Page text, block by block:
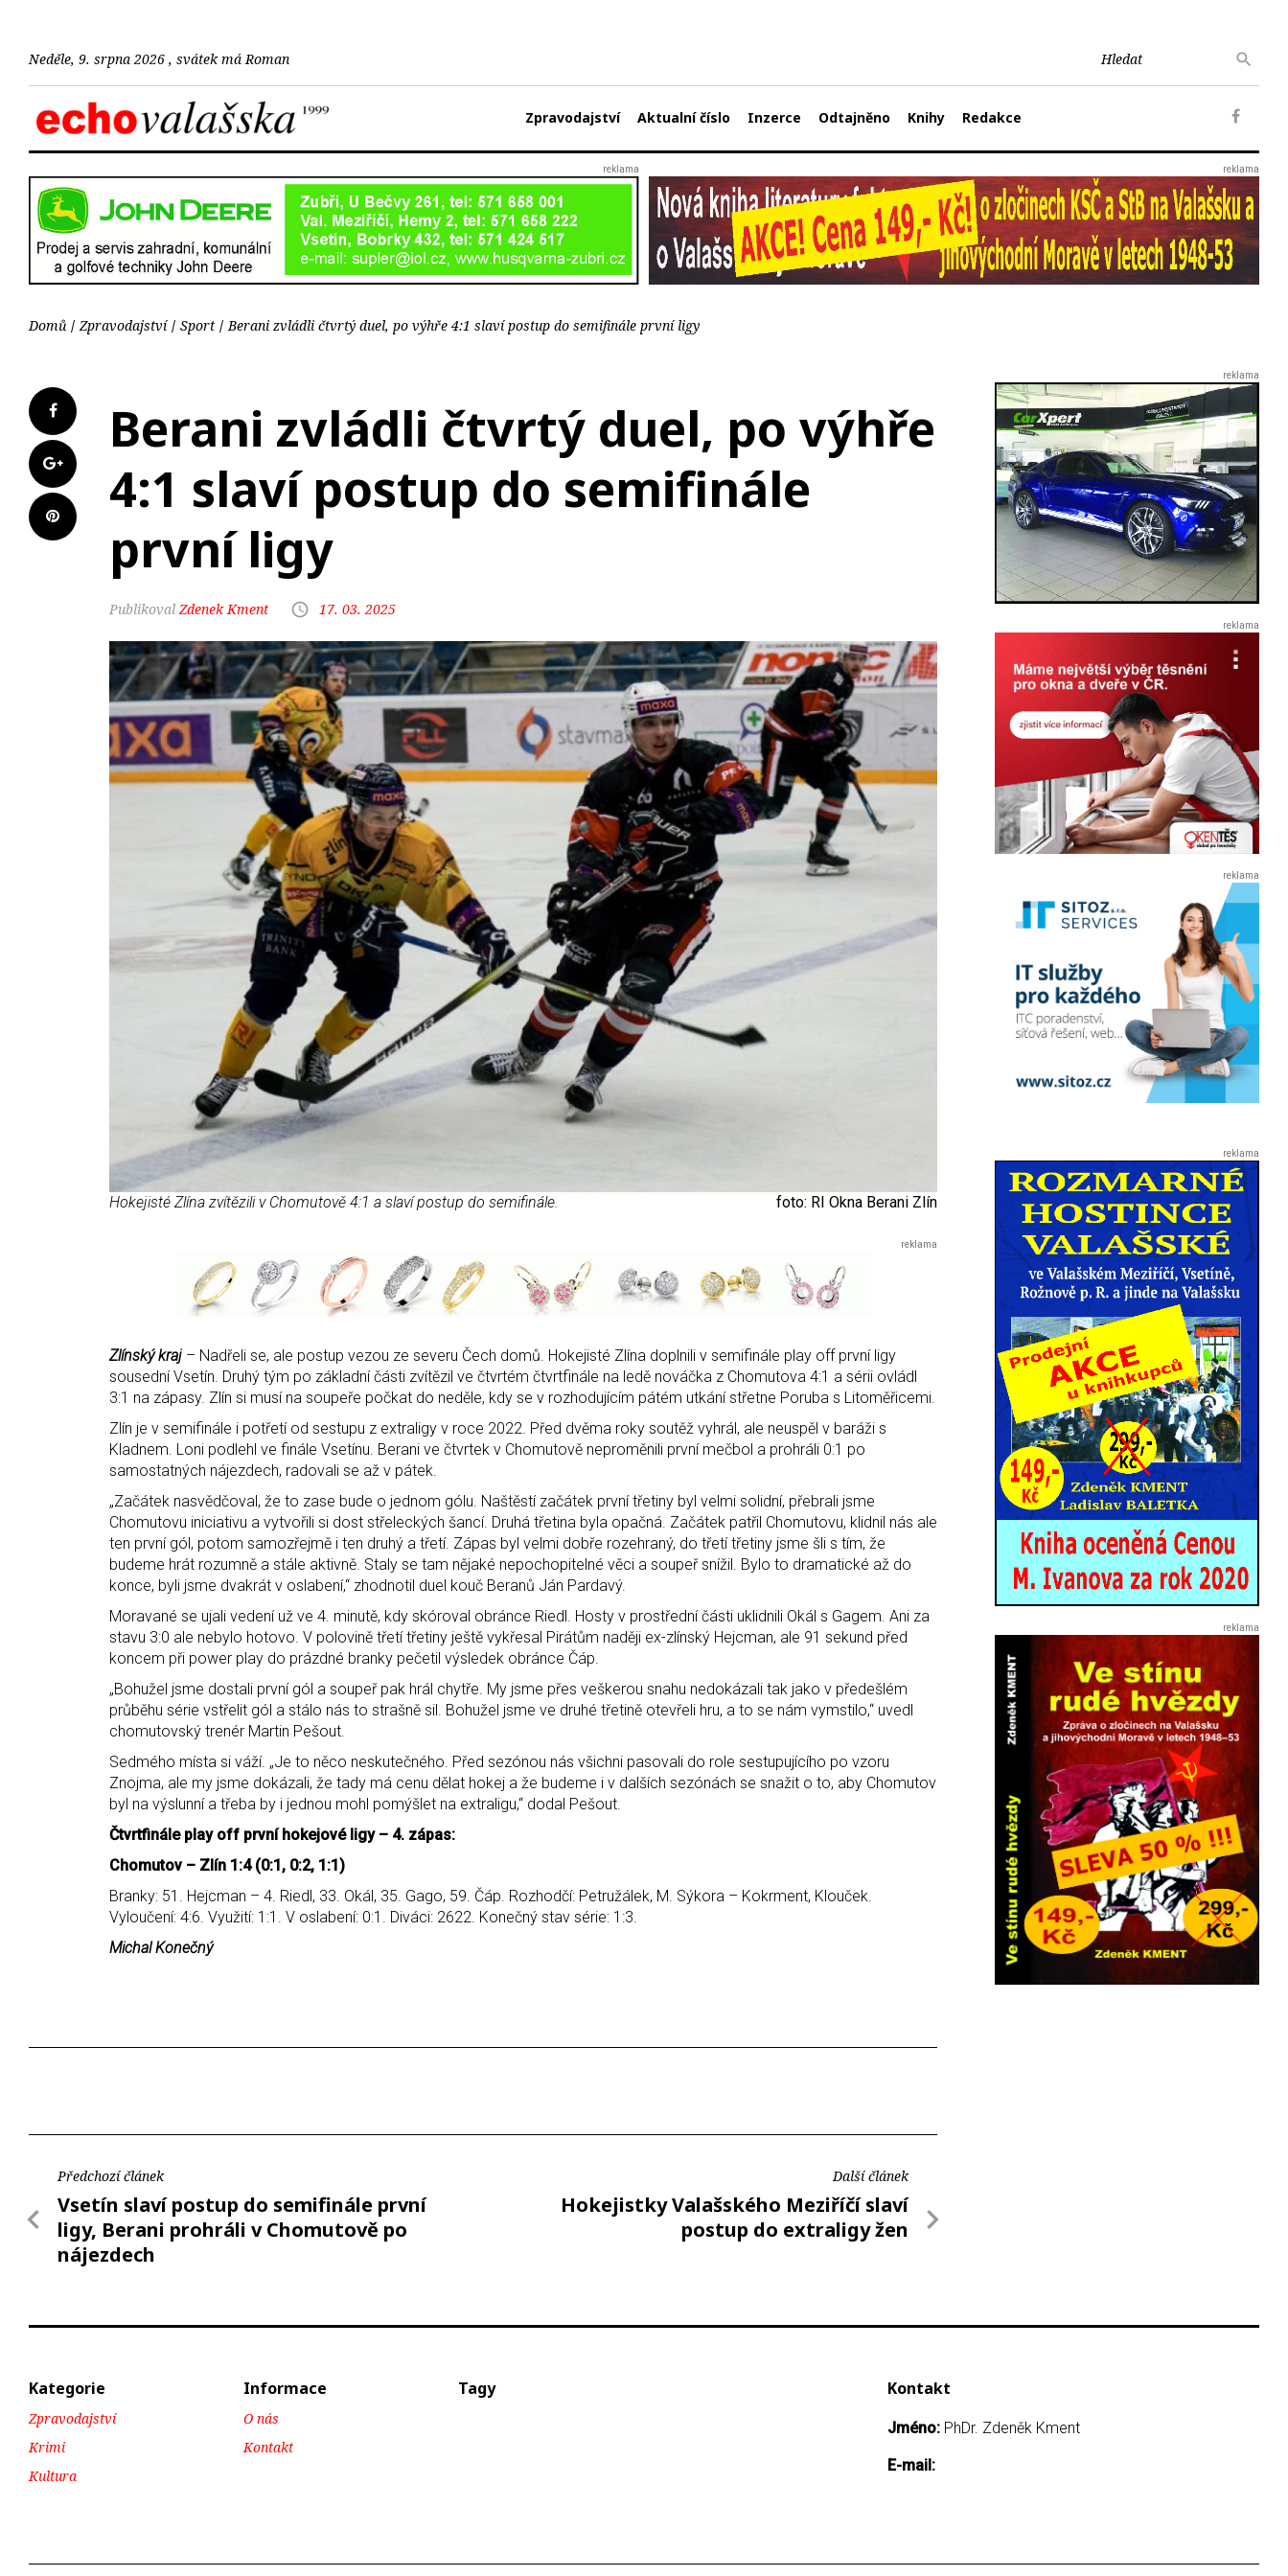
Neděle, 9. srpna 2026 , svátek má Roman
Zpravodajství Aktualní číslo Inzerce Odtajněno Knihy Redakce
Domů Zpravodajství Sport Berani zvládli čtvrtý duel, po výhře 4:1 slaví postup do semifinále první ligy
Berani zvládli čtvrtý duel, po výhře
4:1 slaví postup do semifinále
první ligy
Zdenek Kment 17. 03. 2025
Hokejisté Zlína zvítězili v Chomutově 4:1 a slaví postup do semifinále. foto: RI Okna Berani Zlín
Zlínský kraj – Nadřeli se, ale postup vezou ze severu Čech domů. Hokejisté Zlína doplnili v semifinále play off první ligy
sousední Vsetín. Druhý tým po základní části zvítězil ve čtvrtém čtvrtfinále na ledě nováčka z Chomutova 4:1 a sérii ovládl
3:1 na zápasy. Zlín si musí na soupeře počkat do neděle, kdy se v rozhodujícím pátém utkání střetne Poruba s Litoměřicemi.
Zlín je v semifinále i potřetí od sestupu z extraligy v roce 2022. Před dvěma roky soutěž vyhrál, ale neuspěl v baráži s
Kladnem. Loni podlehl ve finále Vsetínu. Berani ve čtvrtek v Chomutově neproměnili první mečbol a prohráli 0:1 po
samostatných nájezdech, radovali se až v pátek.
„Začátek nasvědčoval, že to zase bude o jednom gólu. Naštěstí začátek první třetiny byl velmi solidní, přebrali jsme
Chomutovu iniciativu a vytvořili si dost střeleckých šancí. Druhá třetina byla opačná. Začátek patřil Chomutovu, klidnil nás ale
ten první gól, potom samozřejmě i ten druhý a třetí. Zápas byl velmi dobře rozehraný, do třetí třetiny jsme šli s tím, že
budeme hrát rozumně a stále aktivně. Staly se tam nějaké nepochopitelné věci a soupeř snížil. Bylo to dramatické až do
konce, byli jsme dvakrát v oslabení,“ zhodnotil duel kouč Beranů Ján Pardavý.
Moravané se ujali vedení už ve 4. minutě, kdy skóroval obránce Riedl. Hosty v prostřední části uklidnili Okál s Gagem. Ani za
stavu 3:0 ale nebylo hotovo. V polovině třetí třetiny ještě vykřesal Pirátům naději ex-zlínský Hejcman, ale 91 sekund před
koncem při power play do prázdné branky pečetil výsledek obránce Čáp.
„Bohužel jsme dostali první gól a soupeř pak hrál chytře. My jsme přes veškerou snahu nedokázali tak jako v předešlém
průběhu série vstřelit gól a stálo nás to strašně sil. Bohužel jsme ve druhé třetině otevřeli hru, a to se nám vymstilo,“ uvedl
chomutovský trenér Martin Pešout.
Sedmého místa si váží. „Je to něco neskutečného. Před sezónou nás všichni pasovali do role sestupujícího po vzoru
Znojma, ale my jsme dokázali, že tady má cenu dělat hokej a že budeme i v dalších sezónách se snažit o to, aby Chomutov
byl na výslunní a třeba by i jednou mohl pomýšlet na extraligu,“ dodal Pešout.
Čtvrtfinále play off první hokejové ligy – 4. zápas:
Chomutov – Zlín 1:4 (0:1, 0:2, 1:1)
Branky: 51. Hejcman – 4. Riedl, 33. Okál, 35. Gago, 59. Čáp. Rozhodčí: Petružálek, M. Sýkora – Kokrment, Klouček.
Vyloučení: 4:6. Využití: 1:1. V oslabení: 0:1. Diváci: 2622. Konečný stav série: 1:3.
Michal Konečný
Předchozí článek
Vsetín slaví postup do semifinále první
ligy, Berani prohráli v Chomutově po
nájezdech
Další článek
Hokejistky Valašského Meziříčí slaví
postup do extraligy žen
Kontakt
Jméno: PhDr. Zdeněk Kment
E-mail:
Tagy
Kategorie
Zpravodajství
Krimi
Kultura
Informace
O nás
Kontakt